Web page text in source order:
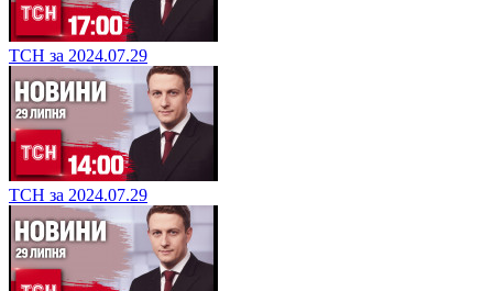
ТСН за 2024.07.29
ТСН за 2024.07.29